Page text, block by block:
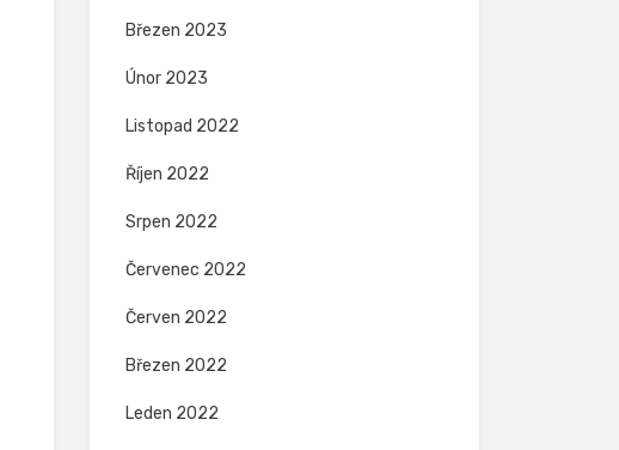
Březen 2023
Únor 2023
Listopad 2022
Říjen 2022
Srpen 2022
Červenec 2022
Červen 2022
Březen 2022
Leden 2022